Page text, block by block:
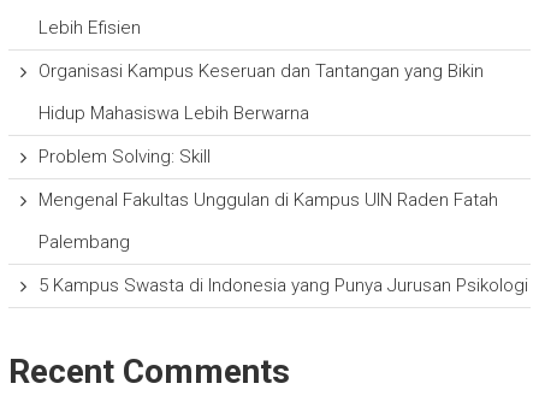
Lebih Efisien
Organisasi Kampus Keseruan dan Tantangan yang Bikin
Hidup Mahasiswa Lebih Berwarna
Problem Solving: Skill
Mengenal Fakultas Unggulan di Kampus UIN Raden Fatah
Palembang
5 Kampus Swasta di Indonesia yang Punya Jurusan Psikologi
Recent Comments